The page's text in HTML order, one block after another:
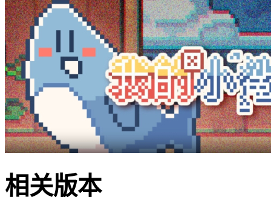
相关版本